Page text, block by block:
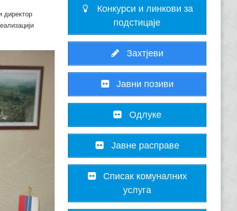
директор
Конкурси и линкови за
подстицаје
Захтјеви
Јавни позиви
Одлуке
Јавне расправе
Списак комуналних
услуга